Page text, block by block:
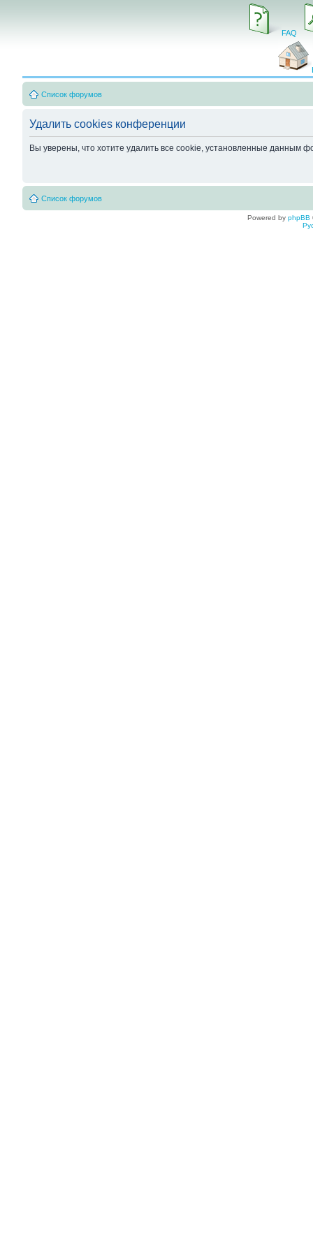
FAQ
Список форумов
Удалить cookies конференции
Вы уверены, что хотите удалить все cookie, установленные данным
Список форумов
Powered by phpBB